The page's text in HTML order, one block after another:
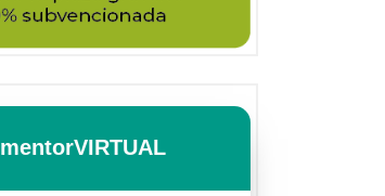
mentorVIRTUAL